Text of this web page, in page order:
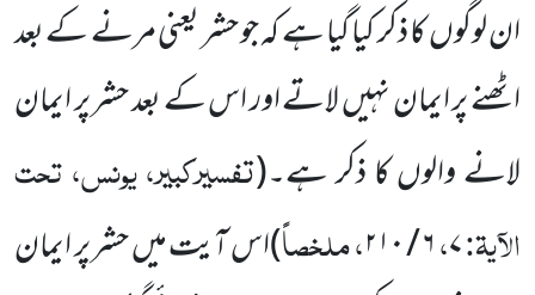
ان لوگوں کا ذکر کیا گیا ہے کہ جو حشر یعنی مرنے کے بعد
اٹھنے پر ایمان نہیں لاتے اور اس کے بعد حشر پر ایمان
لانے والوں کا ذکر ہے۔(تفسیرکبیر، یونس، تحت
الآیۃ:۷،۶ / ۲۱۰ ، ملخصاً)اس آیت میں حشر پر ایمان